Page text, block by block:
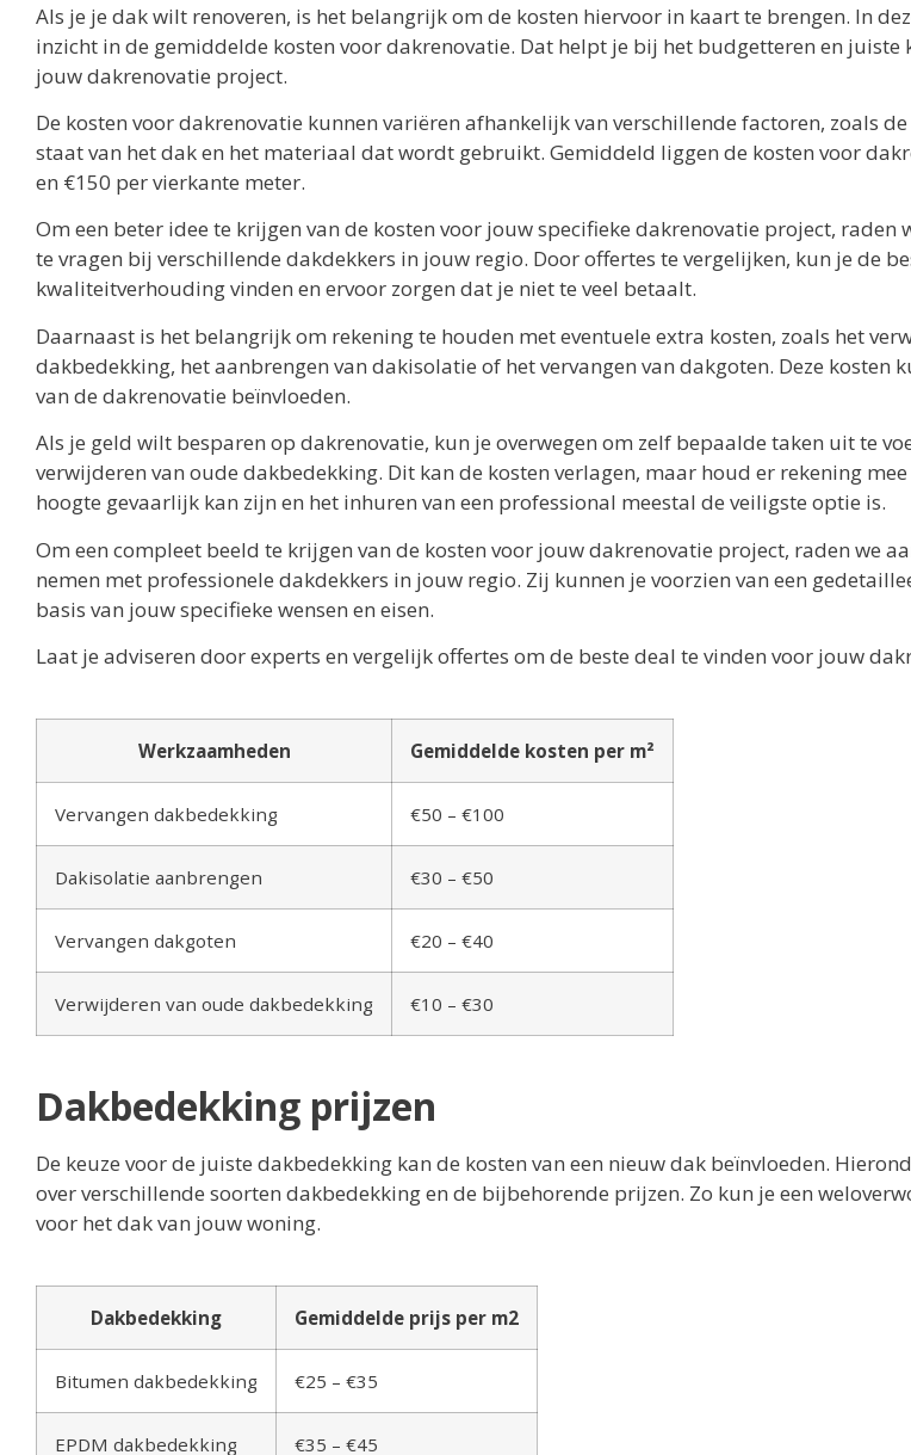
Als je je dak wilt renoveren, is het belangrijk om de kosten hiervoor in kaart te brengen. In
inzicht in de gemiddelde kosten voor dakrenovatie. Dat helpt je bij het budgetteren en juiste
jouw dakrenovatie project.
De kosten voor dakrenovatie kunnen variëren afhankelijk van verschillende factoren, zoals
staat van het dak en het materiaal dat wordt gebruikt. Gemiddeld liggen de kosten voor
en €150 per vierkante meter.
Om een beter idee te krijgen van de kosten voor jouw specifieke dakrenovatie project, raden
te vragen bij verschillende dakdekkers in jouw regio. Door offertes te vergelijken, kun je de
kwaliteitverhouding vinden en ervoor zorgen dat je niet te veel betaalt.
Daarnaast is het belangrijk om rekening te houden met eventuele extra kosten, zoals het
dakbedekking, het aanbrengen van dakisolatie of het vervangen van dakgoten. Deze kosten
van de dakrenovatie beïnvloeden.
Als je geld wilt besparen op dakrenovatie, kun je overwegen om zelf bepaalde taken uit te
verwijderen van oude dakbedekking. Dit kan de kosten verlagen, maar houd er rekening
hoogte gevaarlijk kan zijn en het inhuren van een professional meestal de veiligste optie is.
Om een compleet beeld te krijgen van de kosten voor jouw dakrenovatie project, raden we
nemen met professionele dakdekkers in jouw regio. Zij kunnen je voorzien van een
basis van jouw specifieke wensen en eisen.
Laat je adviseren door experts en vergelijk offertes om de beste deal te vinden voor jouw
Werkzaamheden Gemiddelde kosten per m²
Vervangen dakbedekking €50 – €100
Dakisolatie aanbrengen €30 – €50
Vervangen dakgoten €20 – €40
Verwijderen van oude dakbedekking €10 – €30
Dakbedekking prijzen
De keuze voor de juiste dakbedekking kan de kosten van een nieuw dak beïnvloeden.
over verschillende soorten dakbedekking en de bijbehorende prijzen. Zo kun je een
voor het dak van jouw woning.
Dakbedekking Gemiddelde prijs per m2
Bitumen dakbedekking €25 – €35
EPDM dakbedekking €35 – €45